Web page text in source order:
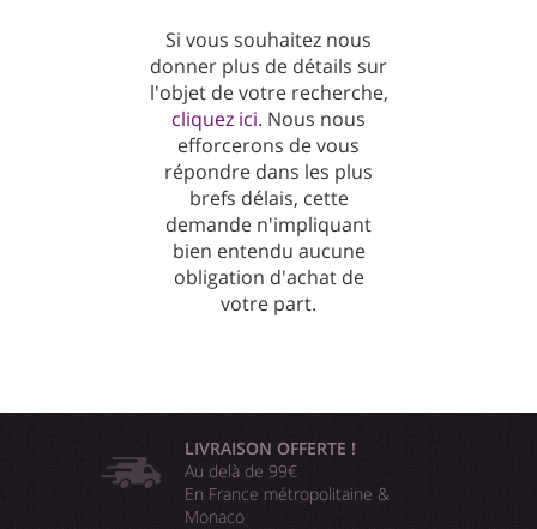
Si vous souhaitez nous
donner plus de détails sur
l'objet de votre recherche,
cliquez ici. Nous nous
efforcerons de vous
répondre dans les plus
brefs délais, cette
demande n'impliquant
bien entendu aucune
obligation d'achat de
votre part.
LIVRAISON OFFERTE !
Au delà de 99€
En France métropolitaine &
Monaco